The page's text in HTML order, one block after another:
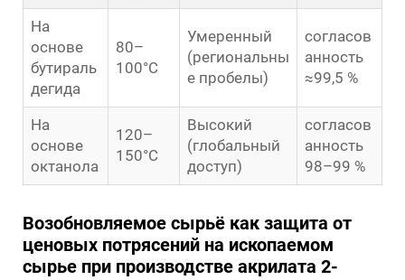
На
основе
бутираль
дегида
80–
100°C
Умеренный
(региональны
е пробелы)
согласов
анность
≈99,5 %
На
основе
октанола
120–
150°C
Высокий
(глобальный
доступ)
согласов
анность
98–99 %
Возобновляемое сырьё как защита от
ценовых потрясений на ископаемом
сырье при производстве акрилата 2-